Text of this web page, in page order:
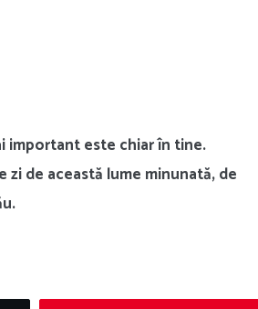
important este chiar în tine.
de această lume minunată, de